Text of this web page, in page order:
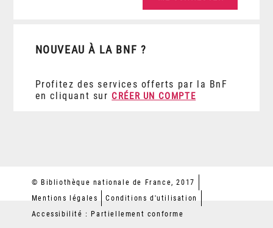
NOUVEAU À LA BNF ?
Profitez des services offerts par la BnF
en cliquant sur CRÉER UN COMPTE
© Bibliothèque nationale de France, 2017
Mentions légales
Conditions d'utilisation
Accessibilité : Partiellement conforme